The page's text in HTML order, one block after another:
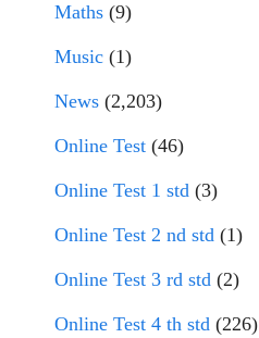
Maths (9)
Music (1)
News (2,203)
Online Test (46)
Online Test 1 std (3)
Online Test 2 nd std (1)
Online Test 3 rd std (2)
Online Test 4 th std (226)